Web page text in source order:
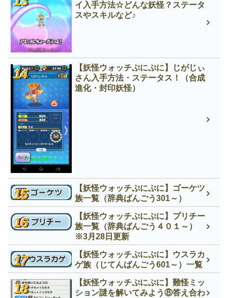
イ入手方法☆どんな妖怪？ステータ
スやスキルなど♪
【妖怪ウォッチぷにぷに】じがじぃ
さん入手方法・ステータス！（合成
進化・封印妖怪）
【妖怪ウォッチぷにぷに】ゴーケツ
族一覧（辞典ばんごう301～）
【妖怪ウォッチぷにぷに】プリチー
族一覧（辞典ばんごう４０１～）
※3月28日更新
【妖怪ウォッチぷにぷに】ウスラカ
ゲ族（じてんばんごう601～）一覧
【妖怪ウォッチぷにぷに】難怪ミッ
ション謎を解いてみよう⑧答え合わ